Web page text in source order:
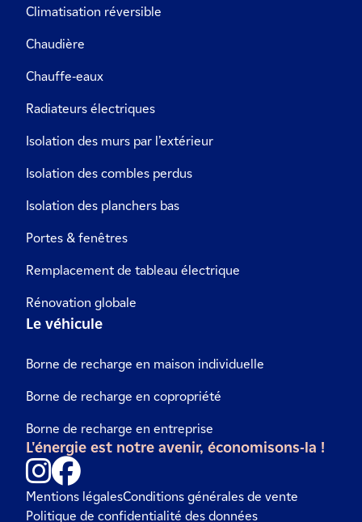
Climatisation réversible
Chaudière
Chauffe-eaux
Radiateurs électriques
Isolation des murs par l’extérieur
Isolation des combles perdus
Isolation des planchers bas
Portes & fenêtres
Remplacement de tableau électrique
Rénovation globale
Le véhicule
Borne de recharge en maison individuelle
Borne de recharge en copropriété
Borne de recharge en entreprise
L'énergie est notre avenir, économisons-la !
Mentions légalesConditions générales de vente
Politique de confidentialité des données